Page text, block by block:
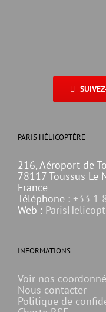
PARIS HÉLICOPTÈRE
216, Aéroport de
78117 Toussus Le
France
Téléphone : +33 1
Web :
INFORMATIONS
Voir nos
Nous contacter
Politique de